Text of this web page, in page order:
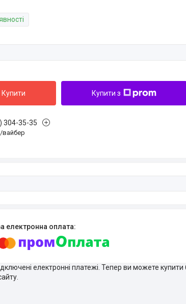
Купити Купити з
304-35-35
вайбер
електронні платежі. Тепер ви можете